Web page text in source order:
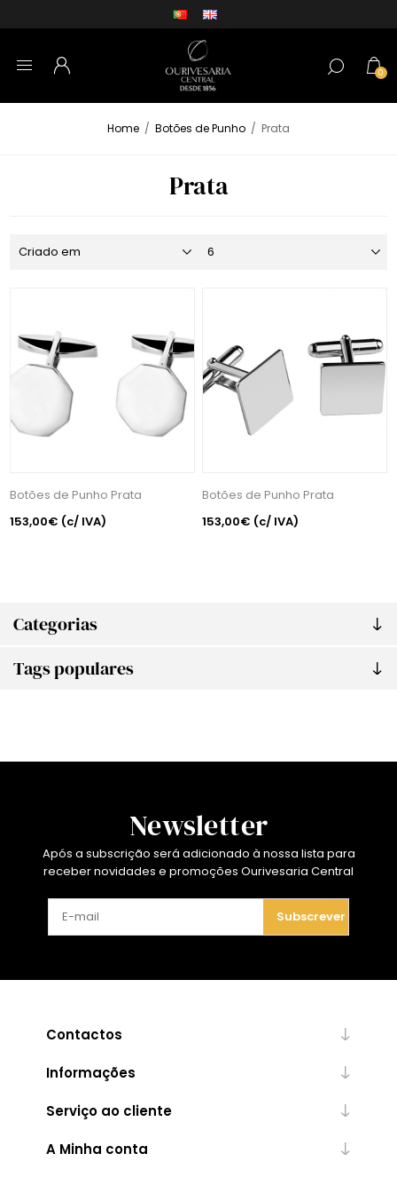
0
Home / Botões de Punho / Prata
Categorias
Tags populares
Prata
Botões de Punho Prata
153,00€ (c/ IVA)
Botões de Punho Prata
153,00€ (c/ IVA)
Newsletter
Após a subscrição será adicionado à nossa lista para
receber novidades e promoções Ourivesaria Central
Subscrever
Contactos
Informações
Serviço ao cliente
A Minha conta